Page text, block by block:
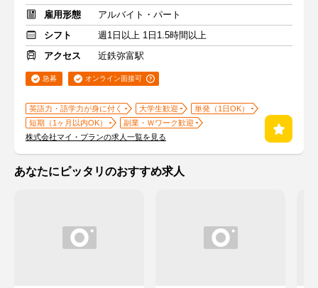
雇用形態
アルバイト・パート
シフト
週1日以上 1日1.5時間以上
アクセス
近鉄弥富駅
急募 オンライン面接可
英語力・語学力が身に付く 大学生歓迎
単発（1日OK）
短期（1ヶ月以内OK）
副業・Ｗワーク歓迎
株式会社マイ・プランの求人一覧を見る
あなたにピッタリのおすすめ求人